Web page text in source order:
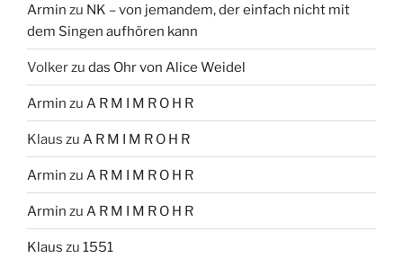
Armin zu NK – von jemandem, der einfach nicht mit
dem Singen aufhören kann
Volkerzu das Ohr von Alice Weidel
Armin zu A R M I M R O H R
Klaus zu A R M I M R O H R
Armin zu A R M I M R O H R
Armin zu A R M I M R O H R
Klaus zu 1551